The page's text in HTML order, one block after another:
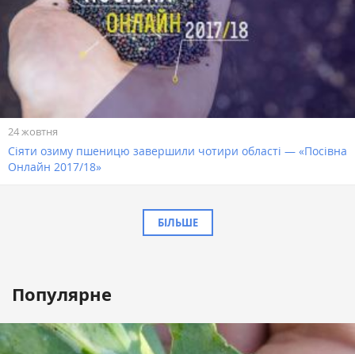
24 жовтня
Сіяти озиму пшеницю завершили чотири області — «Посівна
Онлайн 2017/18»
БІЛЬШЕ
Популярне